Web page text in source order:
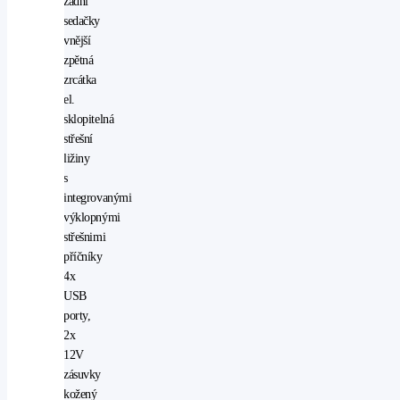
sedačky
vnější
zpětná
zrcátka
el.
sklopitelná
střešní
ližiny
s
integrovanými
výklopnými
střešnimi
příčníky
4x
USB
porty,
2x
12V
zásuvky
kožený